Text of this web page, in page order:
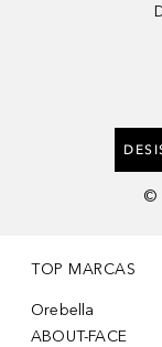
©
TOP MARCAS
Orebella
ABOUT-FACE